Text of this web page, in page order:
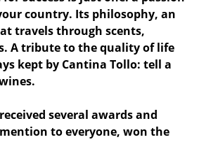
country. Its philosophy, an
travels through scents,
A tribute to the quality of life
kept by Cantina Tollo: tell a
several awards and
to everyone, won the